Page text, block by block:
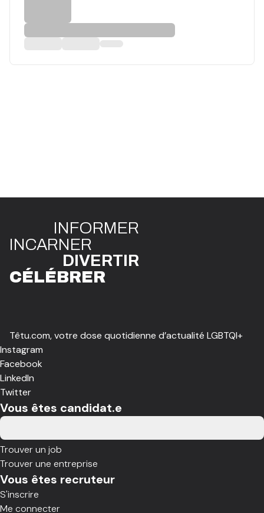
INFORMER
INCARNER
DIVERTIR
CÉLÉBRER
Têtu.com, votre dose quotidienne d’actualité LGBTQI+
Instagram
Facebook
LinkedIn
Twitter
Vous êtes candidat.e
Trouver un job
Trouver une entreprise
Vous êtes recruteur
S'inscrire
Me connecter